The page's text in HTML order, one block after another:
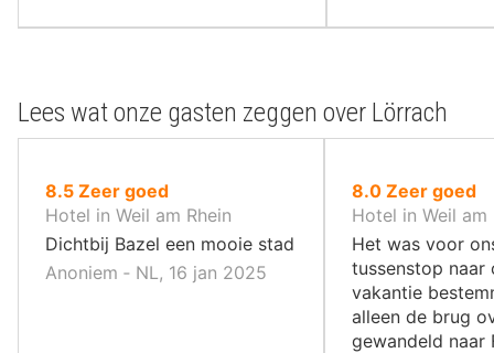
Lees wat onze gasten zeggen over Lörrach
8.5uit
10
,
Zeer goed
Hotel in Weil am Rhein
Dichtbij Bazel een mooie stad
Anoniem ‐ NL, 16 jan 2025
8.0uit
10
Zeer goed
Hotel in Weil am
Het was voor
tussenstop naar
vakantie
alleen de brug
gewandeld naar